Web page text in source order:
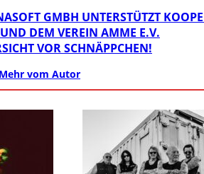
GMBH UNTERSTÜTZT
DEM VEREIN AMME E.V.
VOR SCHNÄPPCHEN!
Mehr vom Autor